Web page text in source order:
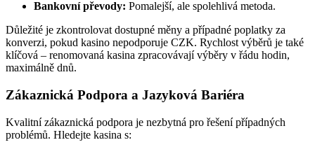
Bankovní převody: Pomalejší, ale spolehlivá metoda.
Důležité je zkontrolovat dostupné měny a případné poplatky za
konverzi, pokud kasino nepodporuje CZK. Rychlost výběrů je také
klíčová – renomovaná kasina zpracovávají výběry v řádu hodin,
maximálně dnů.
Zákaznická Podpora a Jazyková Bariéra
Kvalitní zákaznická podpora je nezbytná pro řešení případných
problémů. Hledejte kasina s: